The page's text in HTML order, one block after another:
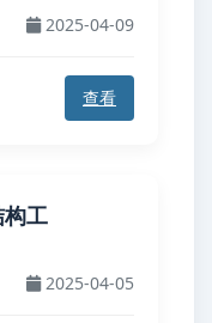
2025-04-09
查看
工
2025-04-05